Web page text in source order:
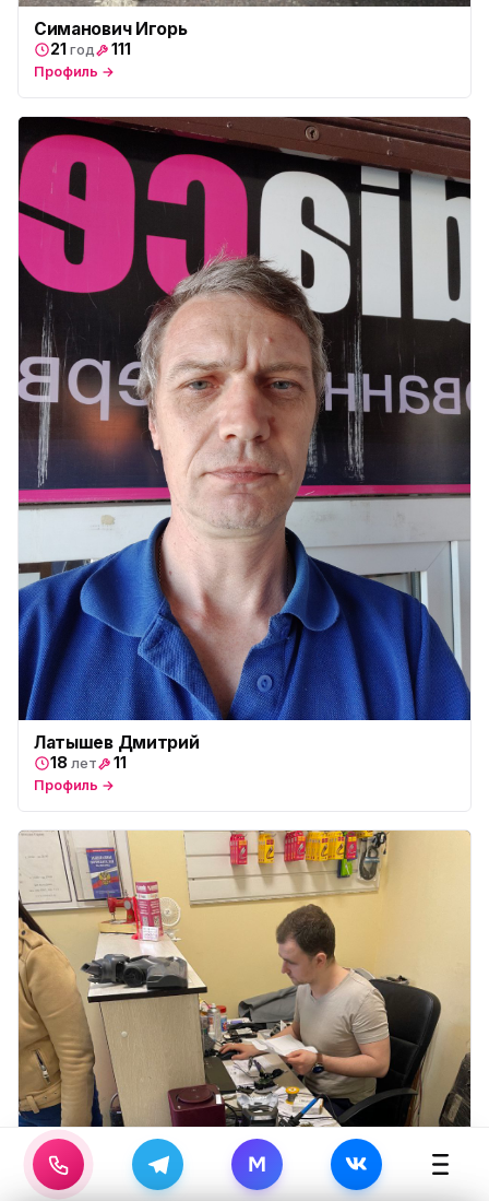
Симанович Игорь
21 год 111
Профиль →
Латышев Дмитрий
18 лет 11
Профиль →
M